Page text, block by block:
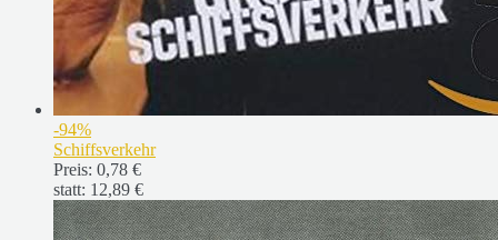
-94%
Schiffsverkehr
Preis: 0,78 €
statt: 12,89 €